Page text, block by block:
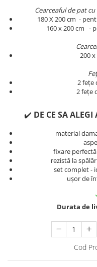
Persoane
Set Lenjerie Pat Blanita
Piese, Cu Pilota Inclusa
Set Lenjerie De Pat, 7
Set Lenjerie De Pat
11 Piese, Cuvertura
Lenjerii De Pat, Finet
Persoana
Lenjerii De Pat Damasc 1
Lenjerii De Pat, Imprimeu
Persoana
Cearceaful de pat
180 X 200 cm -
​​​​160 x 200 cm -
200
2 fețe
2 fețe
✔️ DE CE SA ALEGI
material
fixare
rezistă la
set complet -
ușor de
Durata de
Cod